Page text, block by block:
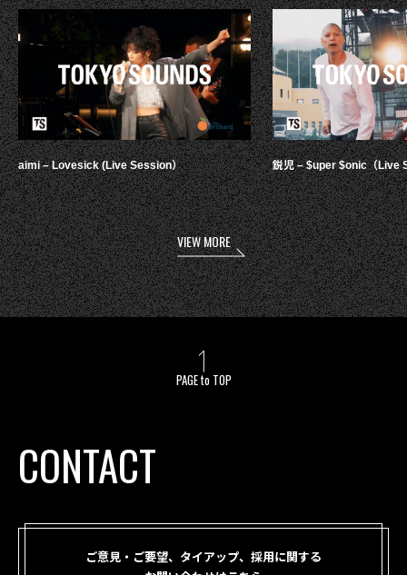
aimi – Lovesick (Live Session） 鋭児 – $uper $onic（Live
VIEW MORE
PAGE to TOP
CONTACT
ご意見・ご要望、タイアップ、採用に関する